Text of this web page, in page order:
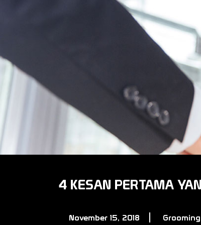
4 KESAN PERTAMA
November 15, 2018 Grooming